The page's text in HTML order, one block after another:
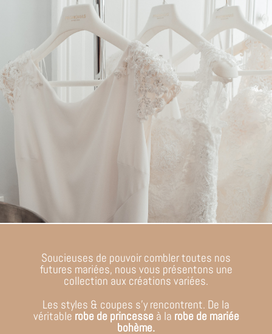
Soucieuses de pouvoir combler toutes nos
futures mariées, nous vous présentons une
collection aux créations variées.
Les styles & coupes s’y rencontrent. De la
véritable robe de princesseà la robe de mariée
bohème.